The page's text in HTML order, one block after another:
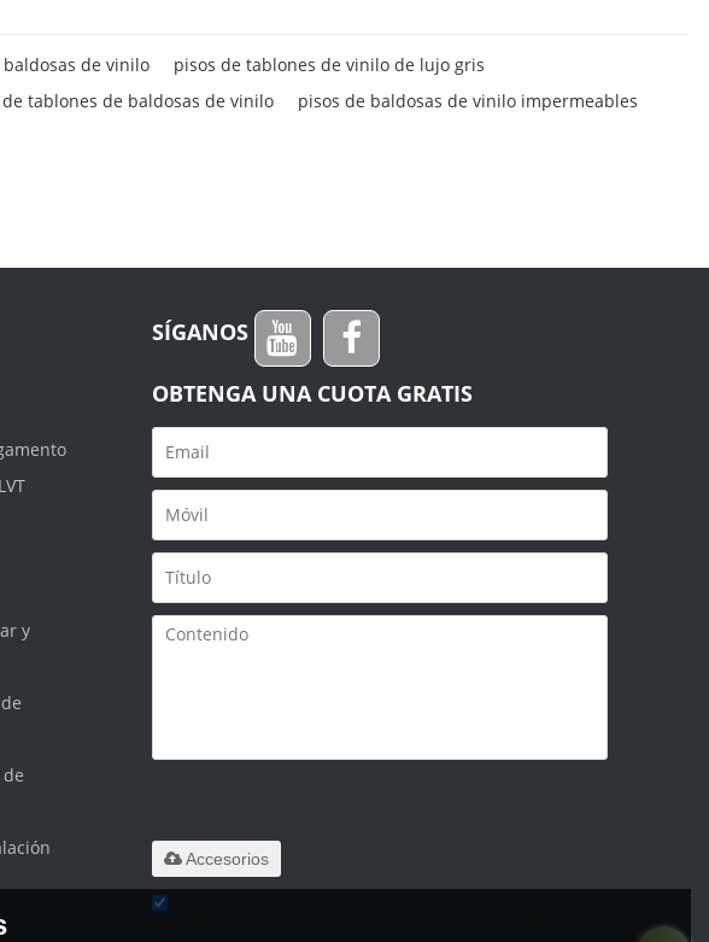
de vinilo
pisos de tablones de vinilo de lujo gris
de tablones de baldosas de vinilo pisos de baldosas de vinilo impermeables
y
SÍGANOS
OBTENGA UNA CUOTA GRATIS
Accesorios